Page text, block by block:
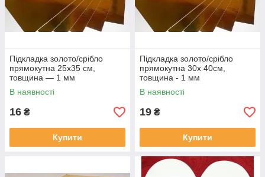
Підкладка золото/срібло
прямокутна 25х35 см,
товщина — 1 мм
В наявності
16 ₴
Купити
Підкладка золото/срібло
прямокутна 30х 40см,
товщина - 1 мм
В наявності
19 ₴
Купити